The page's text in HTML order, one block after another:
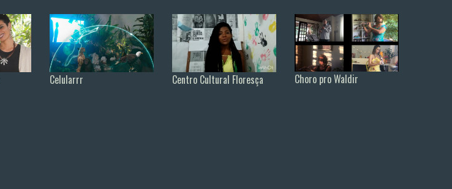
Celularrr Centro Cultural Floresça Choro pro Waldir